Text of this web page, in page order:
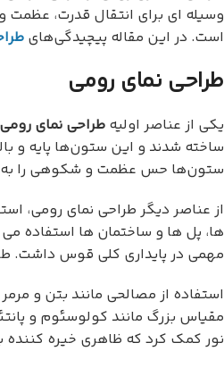
وسیله ای برای انتقال قدرت، عظمت
است. در این مقاله پیچیدگی‌های
طراحی نمای رومی
یکی از عناصر اولیه طراحی نمای رومی
ساخته شدند و این ستون‌ها پایه و
ستون‌ها حس عظمت و شکوهی را به
از عناصر دیگر طراحی نمای رومی،
ها، پل ها و ساختمان ها
مهمی در پایداری کلی قوس داشت.
استفاده از مصالحی مانند بتن و
مقیاس بزرگ مانند کولوسئوم و
نور کمک کرد که ظاهری خیره کننده